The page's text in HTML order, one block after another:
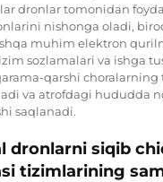
dronlar tomonidan
nishonga oladi,
muhim elektron
sozlamalari va ishga
qarshi choralarning
va atrofdagi hududda
saqlanadi.
dronlarni siqib
tizimlarining